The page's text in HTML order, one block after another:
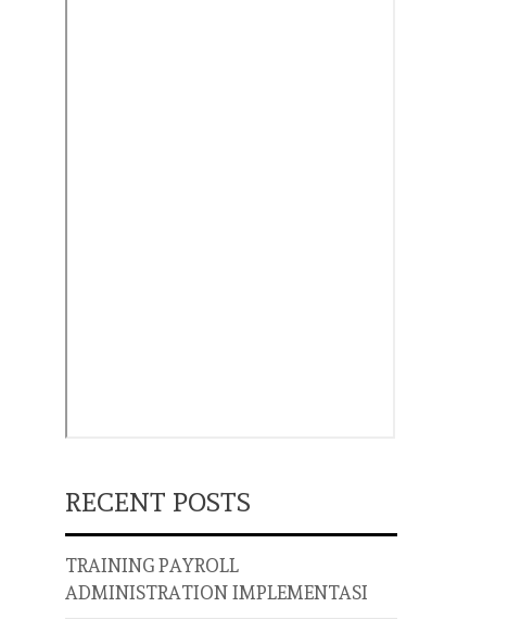
RECENT POSTS
TRAINING PAYROLL
ADMINISTRATION IMPLEMENTASI